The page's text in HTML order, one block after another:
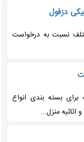
دزفول
نسبت به درخواست
بسته بندی انواع
اثاثیه منزل...